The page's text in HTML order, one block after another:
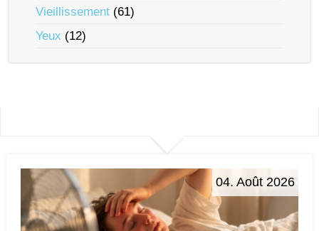
Vieillissement (61)
Yeux (12)
04. Août 2026